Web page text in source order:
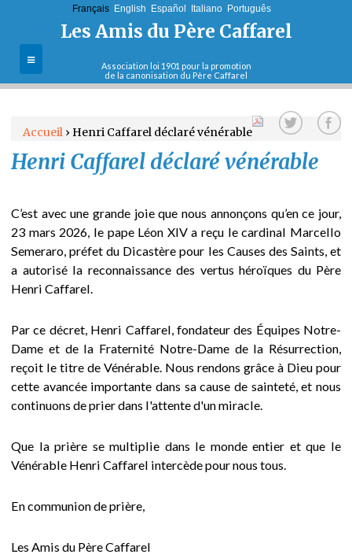
Jump to navigation
Les Amis du Père Caffarel
Association loi 1901 pour la promotion
de la canonisation du Père Caffarel
L'association
canonisation
oeuvre
Le Père Caffarel
et sa pensée
Contact
Français English Español Italiano Português
V
u
s
t
e
s
i
Accueil › Henri Caffarel déclaré vénérable
Henri Caffarel déclaré vénérable
C’est avec une grande joie que nous annonçons qu’en ce jour,
23 mars 2026, le pape Léon XIV a reçu le cardinal Marcello
Semeraro, préfet du Dicastère pour les Causes des Saints, et
a autorisé la reconnaissance des vertus héroïques du Père
Henri Caffarel.
Par ce décret, Henri Caffarel, fondateur des Équipes Notre-
Dame et de la Fraternité Notre-Dame de la Résurrection,
reçoit le titre de Vénérable. Nous rendons grâce à Dieu pour
cette avancée importante dans sa cause de sainteté, et nous
continuons de prier dans l'attente d'un miracle.
Que la prière se multiplie dans le monde entier et que le
Vénérable Henri Caffarel intercède pour nous tous.
En communion de prière,
Les Amis du Père Caffarel